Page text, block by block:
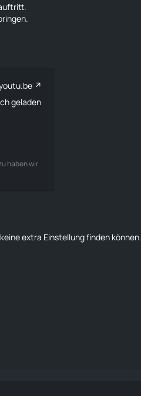
geladen
haben wir
extra Einstellung finden können.